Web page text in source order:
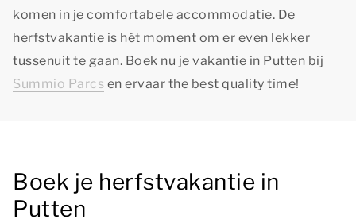
komen in je comfortabele accommodatie. De
herfstvakantie is hét moment om er even lekker
tussenuit te gaan. Boek nu je vakantie in Putten bij
Summio Parcs en ervaar the best quality time!
Boek je herfstvakantie in
Putten